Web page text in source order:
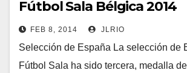
Fútbol Sala Bélgica 2014
FEB 8, 2014 JLRIO
Selección de España La selección de
Fútbol Sala ha sido tercera, medalla